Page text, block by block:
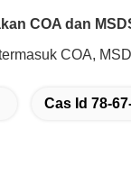
COA dan
COA,
Cas Id 78-